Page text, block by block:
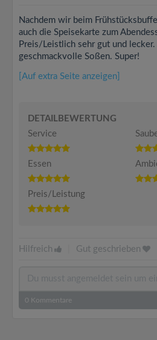
Nachdem wir beim
auch die Speisekarte zum
Preis/Leistlich sehr gut und lecker.
geschmackvolle Soßen. Super!
[Auf extra Seite anzeigen]
DETAILBEWERTUNG
Service
Essen
Preis/Leistung
Hilfreich Gut geschrieben
0 Kommentare